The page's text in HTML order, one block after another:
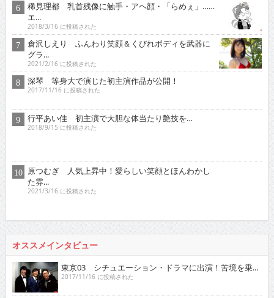
稀見理都 乳首残像に触手・アヘ顔・「らめぇ」……
エ...
2018/3/16 に投稿された
倉沢しえり ふんわり笑顔＆くびれボディを武器に
グラ...
2021/2/16 に投稿された
深琴 等身大で演じた初主演作品が公開！
2017/11/16 に投稿された
行平あい佳 初主演で大胆な体当たり艶技を…
2018/9/15 に投稿された
た雰...
2021/3/16 に投稿された
東京03 シチュエーション・ドラマに出演！苦境を乗...
2017/11/16 に投稿された
真空ジェシカ 『死ぬまでお笑いをやっていきたい！そ...